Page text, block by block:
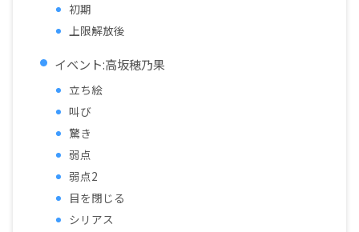
初期
上限解放後
イベント:高坂穂乃果
立ち絵
叫び
驚き
弱点
弱点2
目を閉じる
シリアス